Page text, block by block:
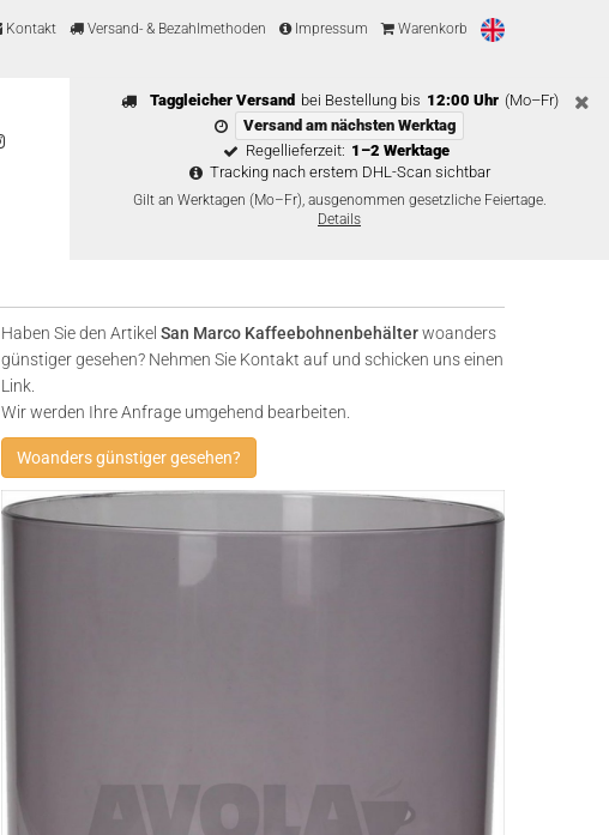
Kontakt Versand- & Bezahlmethoden Impressum Warenkorb
Taggleicher Versand bei Bestellung bis 12:00 Uhr (Mo–Fr)
Versand am nächsten Werktag
Regellieferzeit: 1–2 Werktage
Tracking nach erstem DHL-Scan sichtbar
Gilt an Werktagen (Mo–Fr), ausgenommen gesetzliche Feiertage.
Details
Haben Sie den Artikel San Marco Kaffeebohnenbehälterwoanders
günstiger gesehen? Nehmen Sie Kontakt auf und schicken uns einen
Link.
Wir werden Ihre Anfrage umgehend bearbeiten.
Woanders günstiger gesehen?